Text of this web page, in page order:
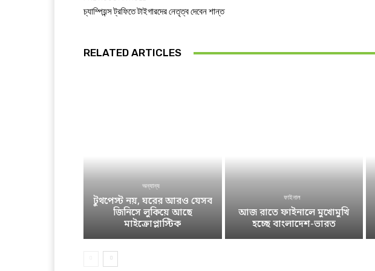
চ্যাম্পিয়ন্স ট্রফিতে টাইগারদের নেতৃত্ব দেবেন শান্ত
RELATED ARTICLES
অন্যান্য
টুথপেস্ট নয়, ঘরের আরও যেসব
জিনিসে লুকিয়ে আছে
মাইক্রোপ্লাস্টিক
ফাইনাল
আজ রাতে ফাইনালে মুখোমুখি
হচ্ছে বাংলাদেশ-ভারত